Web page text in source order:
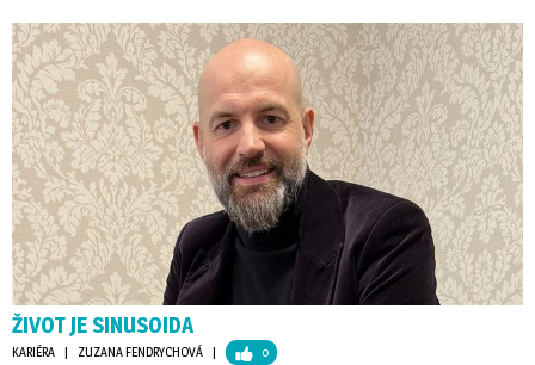
ŽIVOT JE SINUSOIDA
KARIÉRA | ZUZANA FENDRYCHOVÁ | 0